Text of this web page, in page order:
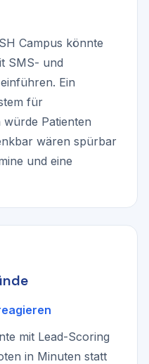
Campus könnte
SMS- und
Ein
für
Patienten
wären spürbar
und eine
mit Lead-Scoring
in Minuten statt